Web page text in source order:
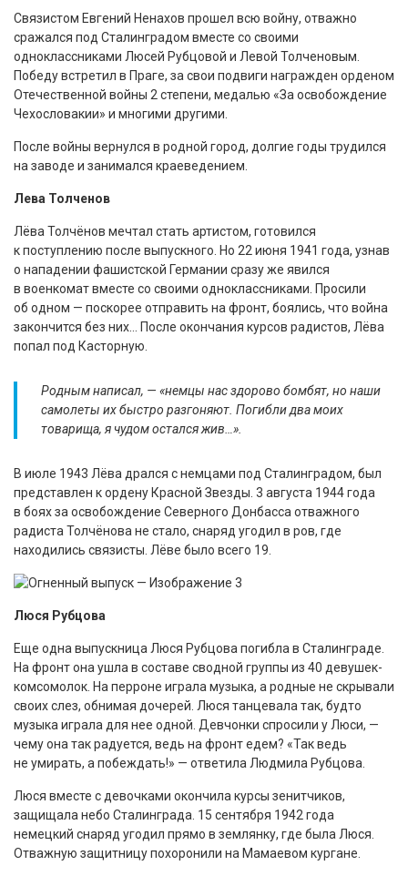
Связистом Евгений Ненахов прошел всю войну, отважно
сражался под Сталинградом вместе со своими
одноклассниками Люсей Рубцовой и Левой Толченовым.
Победу встретил в Праге, за свои подвиги награжден орденом
Отечественной войны 2 степени, медалью «За освобождение
Чехословакии» и многими другими.
После войны вернулся в родной город, долгие годы трудился
на заводе и занимался краеведением.
Лева Толченов
Лёва Толчёнов мечтал стать артистом, готовился
к поступлению после выпускного. Но 22 июня 1941 года, узнав
о нападении фашистской Германии сразу же явился
в военкомат вместе со своими одноклассниками. Просили
об одном — поскорее отправить на фронт, боялись, что война
закончится без них… После окончания курсов радистов, Лёва
попал под Касторную.
Родным написал, — «немцы нас здорово бомбят, но наши
самолеты их быстро разгоняют. Погибли два моих
товарища, я чудом остался жив…».
В июле 1943 Лёва дрался с немцами под Сталинградом, был
представлен к ордену Красной Звезды. 3 августа 1944 года
в боях за освобождение Северного Донбасса отважного
радиста Толчёнова не стало, снаряд угодил в ров, где
находились связисты. Лёве было всего 19.
Люся Рубцова
Еще одна выпускница Люся Рубцова погибла в Сталинграде.
На фронт она ушла в составе сводной группы из 40 девушек-
комсомолок. На перроне играла музыка, а родные не скрывали
своих слез, обнимая дочерей. Люся танцевала так, будто
музыка играла для нее одной. Девчонки спросили у Люси, —
чему она так радуется, ведь на фронт едем? «Так ведь
не умирать, а побеждать!» — ответила Людмила Рубцова.
Люся вместе с девочками окончила курсы зенитчиков,
защищала небо Сталинграда. 15 сентября 1942 года
немецкий снаряд угодил прямо в землянку, где была Люся.
Отважную защитницу похоронили на Мамаевом кургане.